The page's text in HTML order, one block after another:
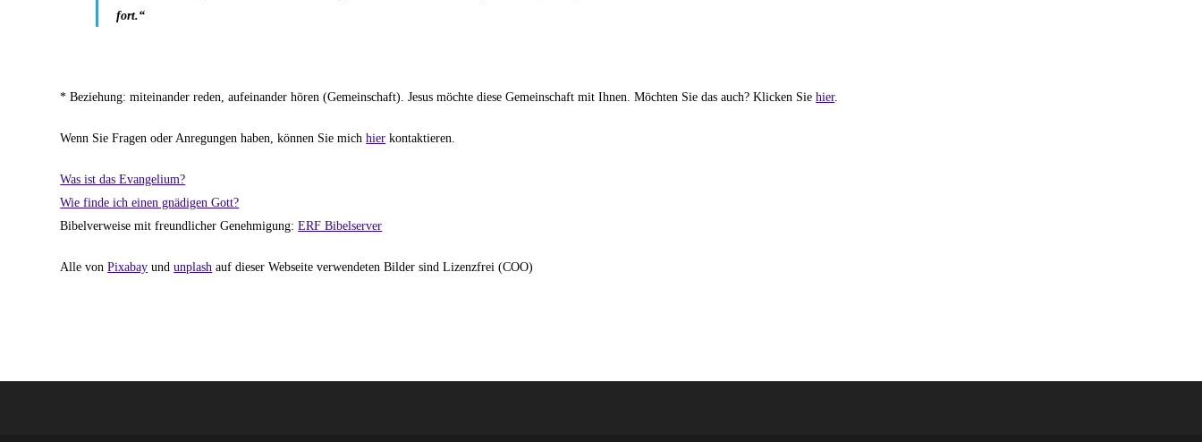
fort.“
* Beziehung: miteinander reden, aufeinander hören (Gemeinschaft). Jesus möchte diese Gemeinschaft mit Ihnen. Möchten Sie das auch? Klicken Siehier.
Wenn Sie Fragen oder Anregungen haben, können Sie michhier kontaktieren.
Was ist das Evangelium?
Wie finde ich einen gnädigen Gott?
Bibelverweise mit freundlicher Genehmigung:ERF Bibelserver
Alle vonPixabay undunplash auf dieser Webseite verwendeten Bilder sind Lizenzfrei (COO)